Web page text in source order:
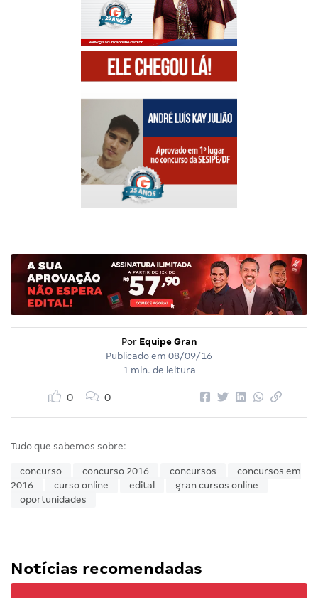
Por Equipe Gran
Publicado em 08/09/16
1 min. de leitura
0 0
Tudo que sabemos sobre:
concurso concurso 2016 concursos
concursos em
2016
curso online edital
gran cursos online
oportunidades
Notícias recomendadas